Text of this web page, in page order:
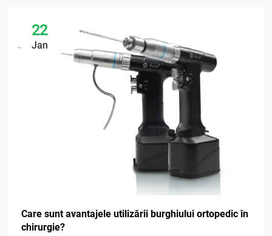
22
Jan
Care sunt avantajele utilizării burghiului ortopedic în
chirurgie?